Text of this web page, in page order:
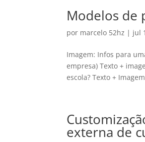
Modelos de
por marcelo 52hz | jul
Imagem: Infos para
empresa) Texto +
escola? Texto +
externa de